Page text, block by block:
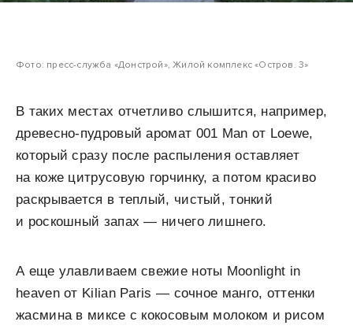
Фото: пресс-служба «Донстрой», Жилой комплекс «Остров. 3»
В таких местах отчетливо слышится, например,
древесно-пудровый аромат 001 Man от Loewe,
который сразу после распыления оставляет
на коже цитрусовую горчинку, а потом красиво
раскрывается в теплый, чистый, тонкий
и роскошный запах — ничего лишнего.
А еще улавливаем свежие ноты Moonlight in
heaven от Kilian Paris — сочное манго, оттенки
жасмина в миксе с кокосовым молоком и рисом